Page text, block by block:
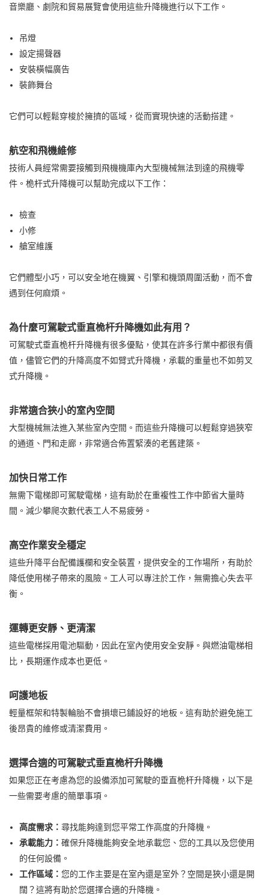
音樂廳、劇院和貿易展覽會使用這些升降機進行以下工作。
吊燈
設定揚聲器
安裝橫幅廣告
裝飾舞台
它們可以輕鬆穿梭於擁擠的區域，從而實現快速的活動搭建。
航空和飛機維修
技術人員經常需要接觸到飛機機庫內大型機械無法到達的飛機零
件。桅杆式升降機可以幫助完成以下工作：
檢查
小修
艙室維護
它們體型小巧，可以安全地在機翼、引擎和機頭周圍活動，而不會
遇到任何麻煩。
為什麼可駕駛式垂直桅杆升降機如此有用？
可駕駛式垂直桅杆升降機有很多優點，使其在許多行業中都很有價
值，儘管它們的升降高度不如臂式升降機，承載的重量也不如剪叉
式升降機。
非常適合狹小的室內空間
大型機械無法進入某些室內空間。而這些升降機可以輕鬆穿過狹窄
的通道、門和走廊，非常適合佈置緊湊的老舊建築。
加快日常工作
無需下電梯即可駕駛電梯，這有助於在重複性工作中節省大量時
間。減少攀爬次數代表工人不易疲勞。
高空作業安全穩定
這些升降平台配備護欄和安全裝置，提供安全的工作場所，有助於
降低使用梯子帶來的風險。工人可以專注於工作，無需擔心失去平
衡。
運轉更安靜、更清潔
這些電梯採用電池驅動，因此在室內使用安全安靜。與燃油電梯相
比，長期運作成本也更低。
呵護地板
輕量框架和特製輪胎不會損壞已鋪設好的地板。這有助於避免施工
後昂貴的維修或清潔費用。
選擇合適的可駕駛式垂直桅杆升降機
如果您正在考慮為您的設備添加可駕駛的垂直桅杆升降機，以下是
一些需要考慮的簡單事項。
高度需求： 尋找能夠達到您平常工作高度的升降機。
承載能力： 確保升降機能夠安全地承載您、您的工具以及您使用
的任何設備。
工作區域： 您的工作主要是在室內還是室外？空間是狹小還是開
闊？這將有助於您選擇合適的升降機。